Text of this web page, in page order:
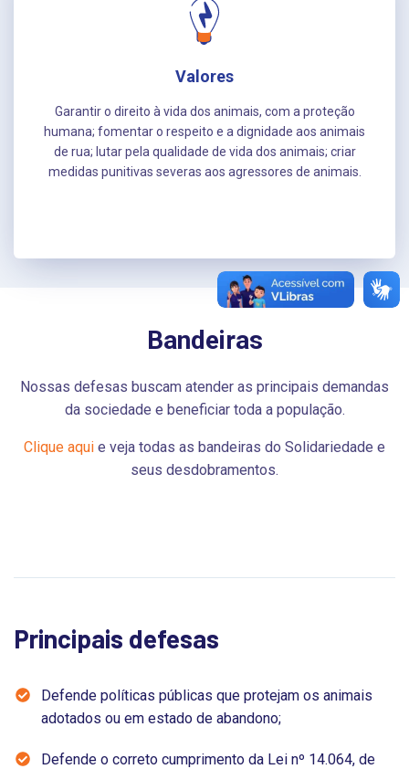
Valores
Garantir o direito à vida dos animais, com a proteção
humana; fomentar o respeito e a dignidade aos animais
de rua; lutar pela qualidade de vida dos animais; criar
medidas punitivas severas aos agressores de animais.
Bandeiras
Nossas defesas buscam atender as principais demandas
da sociedade e beneficiar toda a população.
Clique aqui e veja todas as bandeiras do Solidariedade e
seus desdobramentos.
Principais defesas
Defende políticas públicas que protejam os animais
adotados ou em estado de abandono;
Defende o correto cumprimento da Lei nº 14.064, de